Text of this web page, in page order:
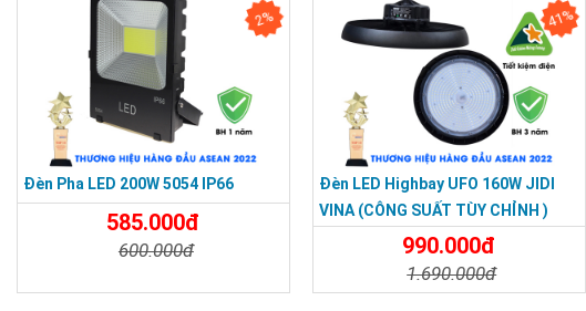
2%
Đèn Pha LED 200W 5054 IP66
585.000đ
600.000đ
41%
Đèn LED Highbay UFO 160W JIDI
VINA (CÔNG SUẤT TÙY CHỈNH )
990.000đ
1.690.000đ